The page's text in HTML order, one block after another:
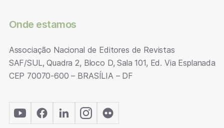
Onde estamos
Associação Nacional de Editores de Revistas
SAF/SUL, Quadra 2, Bloco D, Sala 101, Ed. Via Esplanada
CEP 70070-600 – BRASÍLIA – DF